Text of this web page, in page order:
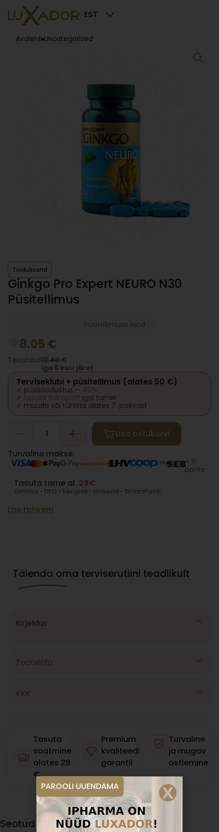
EST
Avaleht Uncategorized
Toidulisand
Ginkgo Pro Expert NEURO N30
Püsitellimus
Püsitellimuse hind
8.05 €
Tavahind13.40€
iga 6 kuu järel
Terviseklubi + püsitellimus (alates 50 €)
✓ püsisoodustus — 40%
✓ tasuta transport igal tarnel
✓ muuda või tühista alates 7. päevast
Lisa ostukorvi
Turvaline makse:
+ 15
banks
Tasuta tarne al. 29€
Omniva • DPD • Venipak • Unisend • SmartPosti
Loe rohkem
Täienda oma terviserutiini teadlikult
Kirjeldus
Tooteinfo
KKK
Tasuta
saatmine
alates 29
€
Premium
kvaliteedi
garantii
Turvaline
ja mugav
ostlemine
Seotud artiklid
PAROOLI UUENDAMA